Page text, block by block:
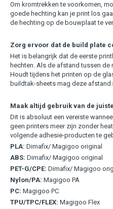
Om kromtrekken te voorkomen,
goede hechting kan je print los
de hechting op de bouwplaat te
Zorg ervoor dat de build plate
Het is belangrijk dat de eerste
hechten. Als de afstand tussen
Houdt tijdens het printen op de
buildtak-sheets mag deze
Maak altijd gebruik van de
Dit is absoluut een vereiste
geen printers meer zijn zonder
volgende adhesie-producten te
PLA: Dimafix/ Magigoo original
ABS: Dimafix/ Magigoo original
PET-G/CPE: Dimafix/ Magigoo
Nylon/PA: Magigoo PA
PC: Magigoo PC
TPU/TPC/FLEX: Magigoo Flex